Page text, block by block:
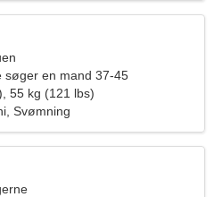
søger en mand 37-45
55 kg (121 lbs)
Svømning